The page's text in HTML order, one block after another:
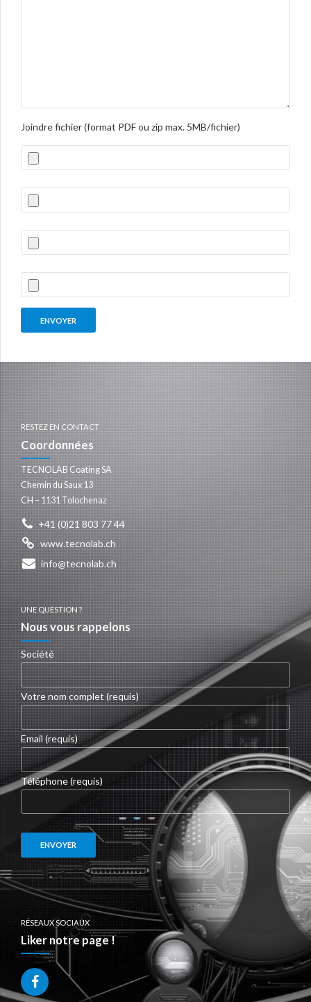
Joindre fichier (format PDF ou zip max. 5MB/fichier)
RESTEZ EN CONTACT
Coordonnées
TECNOLAB Coating SA
Chemin du Saux 13
CH – 1131 Tolochenaz
+41 (0)21 803 77 44
www.tecnolab.ch
info@tecnolab.ch
UNE QUESTION ?
Nous vous rappelons
Société
Votre nom complet (requis)
Email (requis)
Téléphone (requis)
RÉSEAUX SOCIAUX
Liker notre page !